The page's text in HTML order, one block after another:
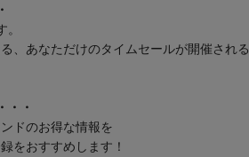
。
、あなただけのタイムセールが開催される
・・
ドのお得な情報を
をおすすめします！